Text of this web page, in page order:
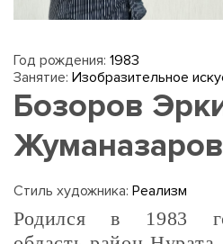
Год рождения: 1983
Занятие: Изобразительное
Бозоров
Стиль художника: Реализм
Родился в 1983